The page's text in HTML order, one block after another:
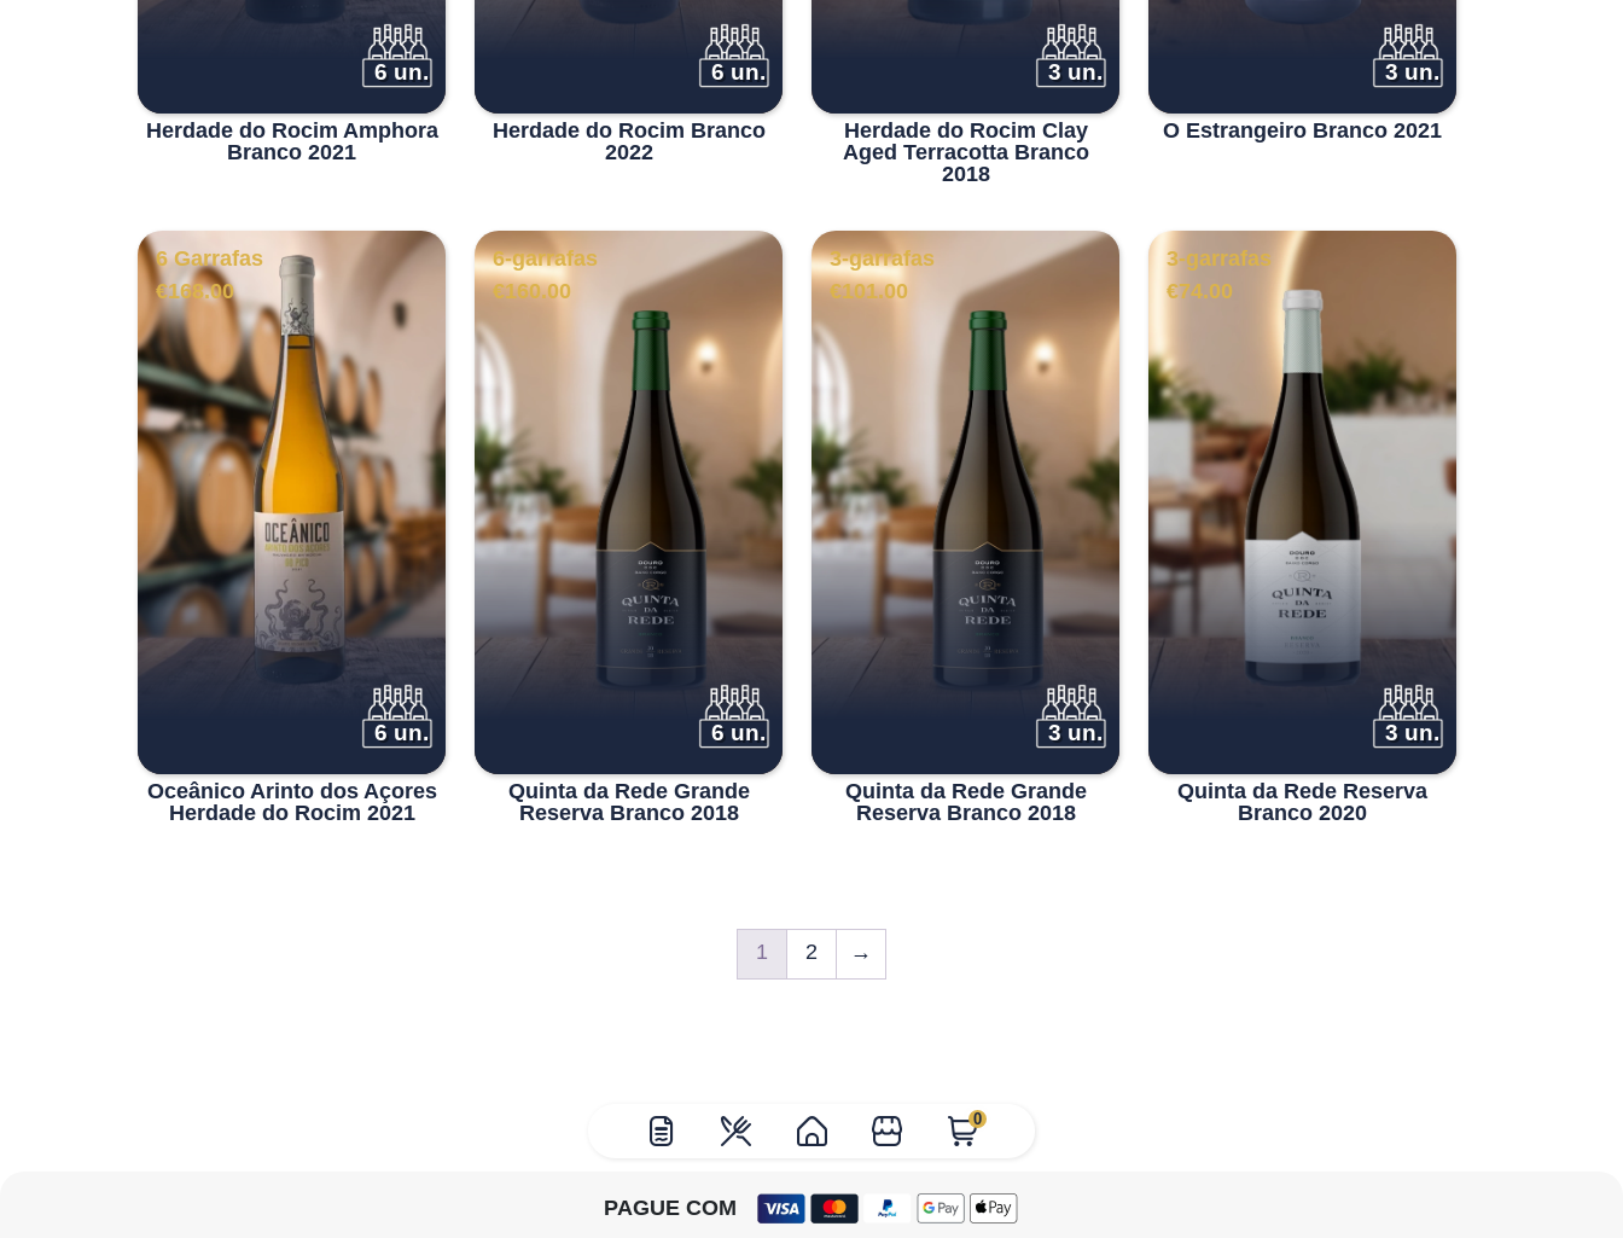
0
6 un.
Herdade do Rocim Amphora
Branco 2021
6 un.
Herdade do Rocim Branco
2022
3 un.
Herdade do Rocim Clay
Aged Terracotta Branco
2018
3 un.
O Estrangeiro Branco 2021
6 Garrafas
€168.00
6 un.
Oceânico Arinto dos Açores
Herdade do Rocim 2021
6-garrafas
€160.00
6 un.
Quinta da Rede Grande
Reserva Branco 2018
3-garrafas
€101.00
3 un.
Quinta da Rede Grande
Reserva Branco 2018
3-garrafas
€74.00
3 un.
Quinta da Rede Reserva
Branco 2020
1 2 →
PAGUE COM